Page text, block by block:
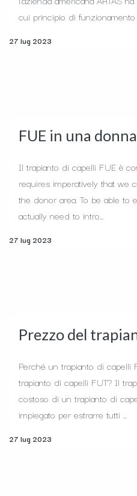
cui principio di funzionamento
27 lug 2023
FUE in una
Il trapianto di capelli FUE è
requires imperatively that we
the donor area. To be able to
actually need to intro...
27 lug 2023
Prezzo del
Perché un trapianto di capelli
trapianto di capelli FUT? ​Il
costoso di un trapianto di
impiegato per estrarre tutti ...
27 lug 2023